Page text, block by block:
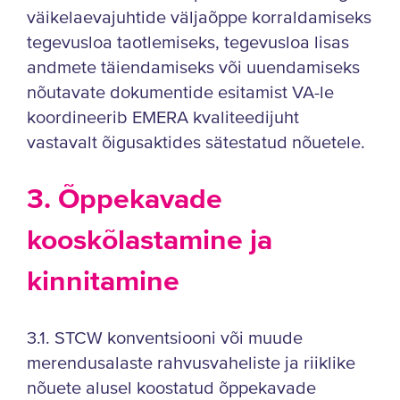
väikelaevajuhtide väljaõppe korraldamiseks
tegevusloa taotlemiseks, tegevusloa lisas
andmete täiendamiseks või uuendamiseks
nõutavate dokumentide esitamist VA-le
koordineerib EMERA kvaliteedijuht
vastavalt õigusaktides sätestatud nõuetele.
3. Õppekavade
kooskõlastamine ja
kinnitamine
3.1. STCW konventsiooni või muude
merendusalaste rahvusvaheliste ja riiklike
nõuete alusel koostatud õppekavade